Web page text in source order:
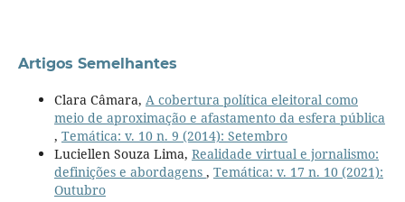
Artigos Semelhantes
Clara Câmara, A cobertura política eleitoral como
meio de aproximação e afastamento da esfera pública
, Temática: v. 10 n. 9 (2014): Setembro
Luciellen Souza Lima, Realidade virtual e jornalismo:
definições e abordagens , Temática: v. 17 n. 10 (2021):
Outubro